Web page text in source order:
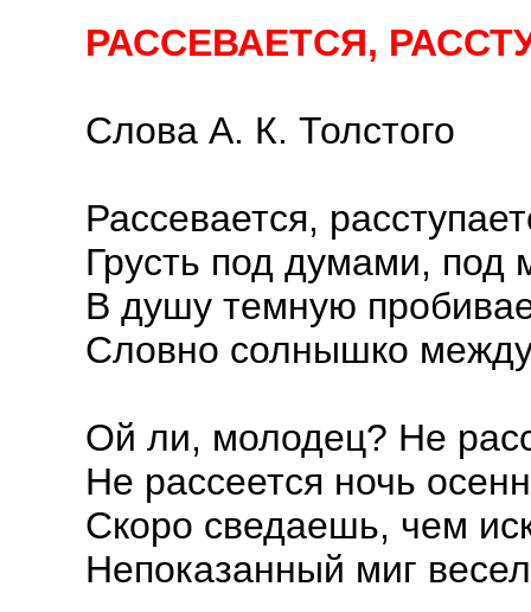
РАССЕВАЕТСЯ,
Слова А. К. Толстого
Рассевается,
Грусть под думами, под
В душу темную
Словно солнышко
Ой ли, молодец? Не
Не рассеется ночь
Скоро сведаешь, чем
Непоказанный миг